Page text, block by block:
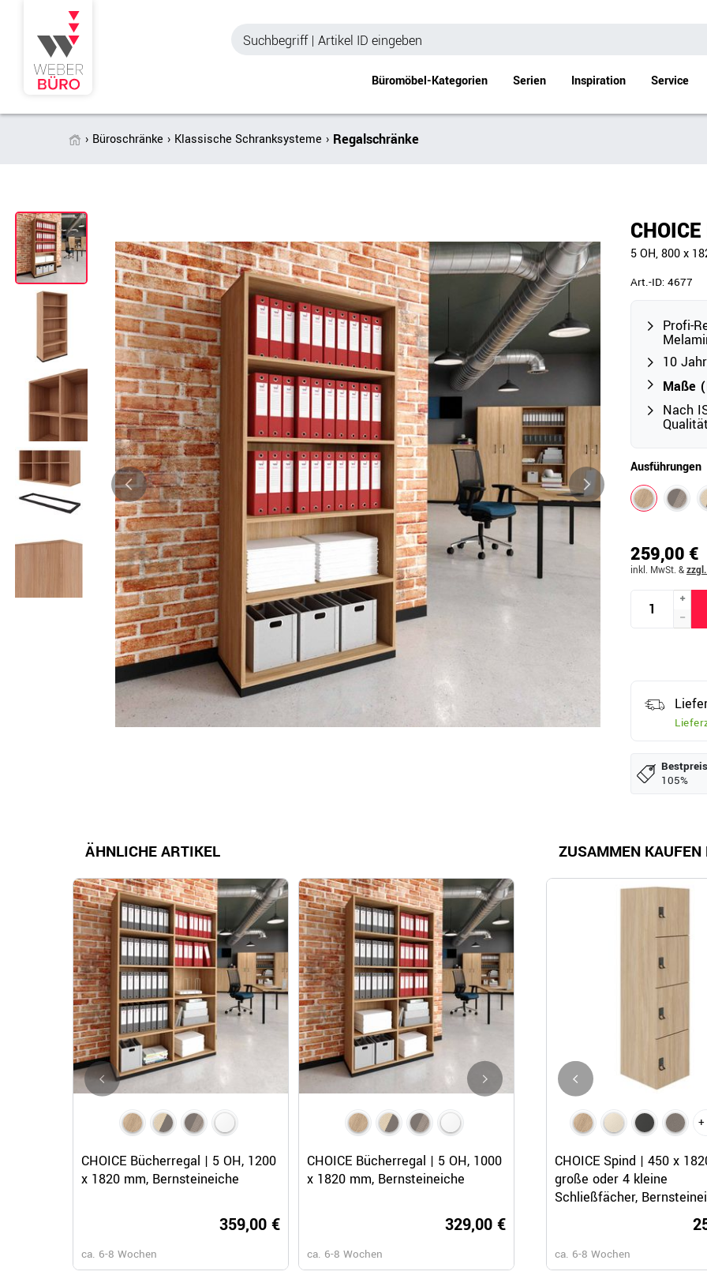
Büromöbel-Kategorien
Raum in Raum-Systeme
Tischtrennwände
Akustik Deckensegel &
Wandpaneele
Regalschränke
Büro Schrankwände
Spinde
Garderoben
Zubehör
Stehtische
Besprechungstische
Tischgestelle
Schreibtischplatten
Anbautische & Zubehör
Bürocontainer
Standcontainer
Rollcontainer
Büromöbel-Sets
Einzelarbeitsplätze
Chefbüros
Gruppenarbeitsplätze
Outdoor
Ampelschirme
Schirmständer
Abdeckhauben & Zubehör
Serien Inspiration Service
Büroschränke Klassische Schranksysteme Regalschränke
5 OH, 800 x
Art.-ID: 4677
Profi-
10
Maße
Nach
Ausführungen
259,00 €
inkl. MwSt. &
105%
ÄHNLICHE ARTIKEL
CHOICE Bücherregal | 5 OH, 1200
x 1820 mm, Bernsteineiche
359,00 €
ca. 6-8 Wochen
CHOICE Bücherregal | 5 OH, 1000
x 1820 mm, Bernsteineiche
329,00 €
ca. 6-8 Wochen
CHOICE Bücherregal | 4 OH,
x 1465 mm, Bernsteineiche
ca. 6-8 Wochen
ZUSAMMEN
CHOICE Spind | 450 x
große oder 4 kleine
Schließfächer,
ca. 6-8 Wochen